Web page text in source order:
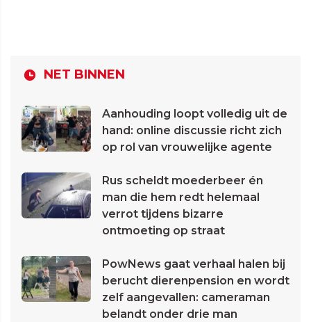
NET BINNEN
Aanhouding loopt volledig uit de
hand: online discussie richt zich
op rol van vrouwelijke agente
Rus scheldt moederbeer én
man die hem redt helemaal
verrot tijdens bizarre
ontmoeting op straat
PowNews gaat verhaal halen bij
berucht dierenpension en wordt
zelf aangevallen: cameraman
belandt onder drie man